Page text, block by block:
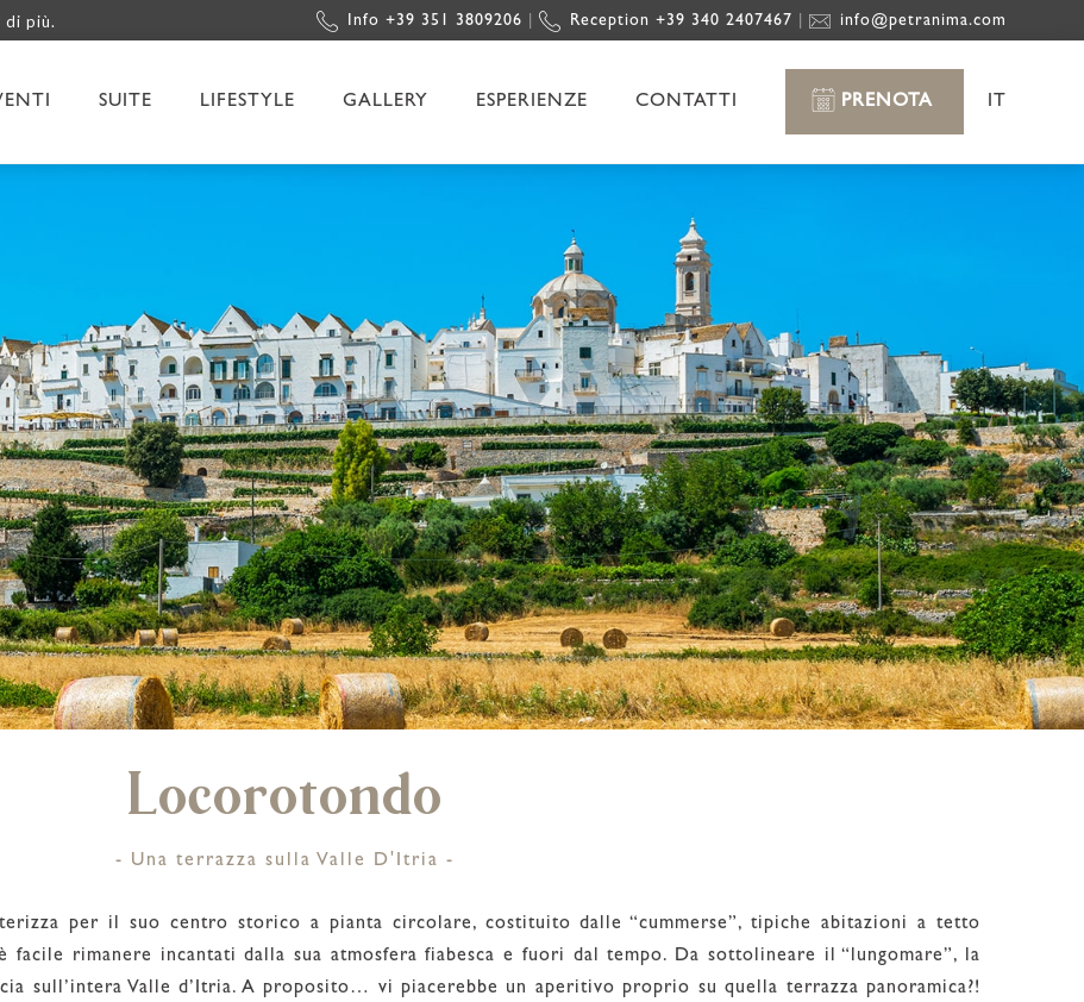
di più. Info +39 351 3809206 Reception +39 340 2407467 info@petranima.com
SUITE LIFESTYLE GALLERY ESPERIENZE CONTATTI PRENOTA IT
Locorotondo
- Una terrazza sulla Valle D'Itria -
per il suo centro storico a pianta circolare, costituito dalle “cummerse”, tipiche abitazioni a tetto
facile rimanere incantati dalla sua atmosfera fiabesca e fuori dal tempo. Da sottolineare il “lungomare”, la
sull’intera Valle d’Itria. A proposito… vi piacerebbe un aperitivo proprio su quella terrazza panoramica?!